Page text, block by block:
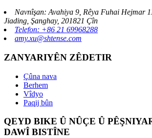
Navnîşan: Avahiya 9, Rêya Fuhai Hejmar
Jiading, Şanghay, 201821 Çîn
Telefon: +86 21 69968288
amy.xu@shtense.com
ZANYARIYÊN ZÊDETIR
Çûna nava
Berhem
Vîdyo
Paqij bûn
QEYD BIKE Û NÛÇE Û
DAWÎ BISTÎNE